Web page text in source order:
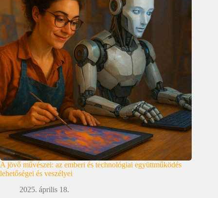
A jövő művészei: az emberi és technológiai együttműködés
lehetőségei és veszélyei
2025. április 18.